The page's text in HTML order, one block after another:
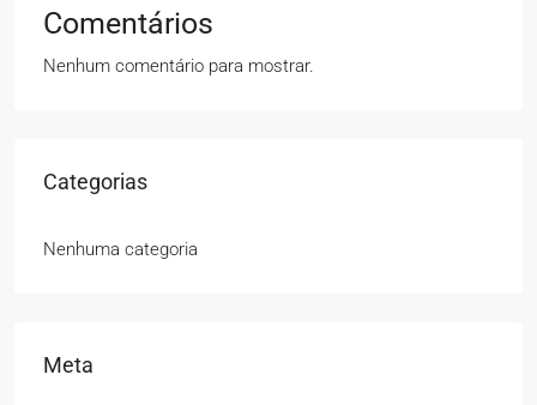
Comentários
Nenhum comentário para mostrar.
Categorias
Nenhuma categoria
Meta